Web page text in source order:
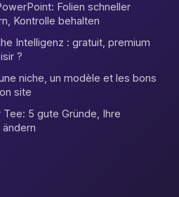
Folien schneller
Kontrolle behalten
Intelligenz : gratuit, premium
?
niche, un modèle et les bons
site
5 gute Gründe, Ihre